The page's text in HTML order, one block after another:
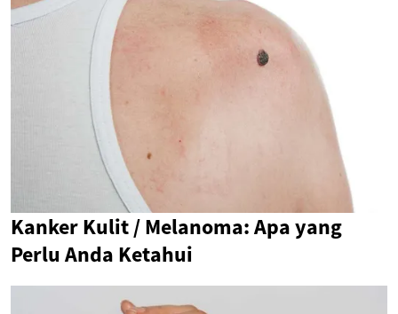
Kanker Kulit / Melanoma: Apa yang
Perlu Anda Ketahui